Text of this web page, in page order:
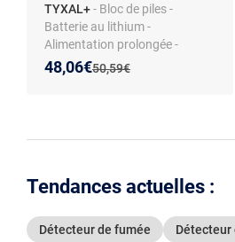
TYXAL+- Bloc de piles -
Batterie au lithium -
Alimentation prolongée -
Compatible TYXAL+
Ancien prix :
50,59€
Nouveau prix :
48,06€
Réduction de :
Tendances actuelles :
Détecteur de fumée Détecteur